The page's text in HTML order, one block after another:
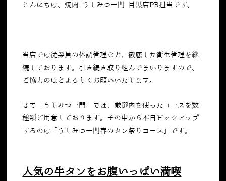
こんにちは、焼肉 うしみつ一門 目黒店PR担当です。
当店では従業員の体調管理など、徹底した衛生管理を継
続しております。引き続き取り組んでまいりますので、
ご協力のほどよろしくお願いいたします。
さて「うしみつ一門」では、厳選肉を使ったコースを数
種類ご用意しております。その中から本日ピックアップ
するのは「うしみつ一門春のタン祭りコース」です。
人気の牛タンをお腹いっぱい満喫